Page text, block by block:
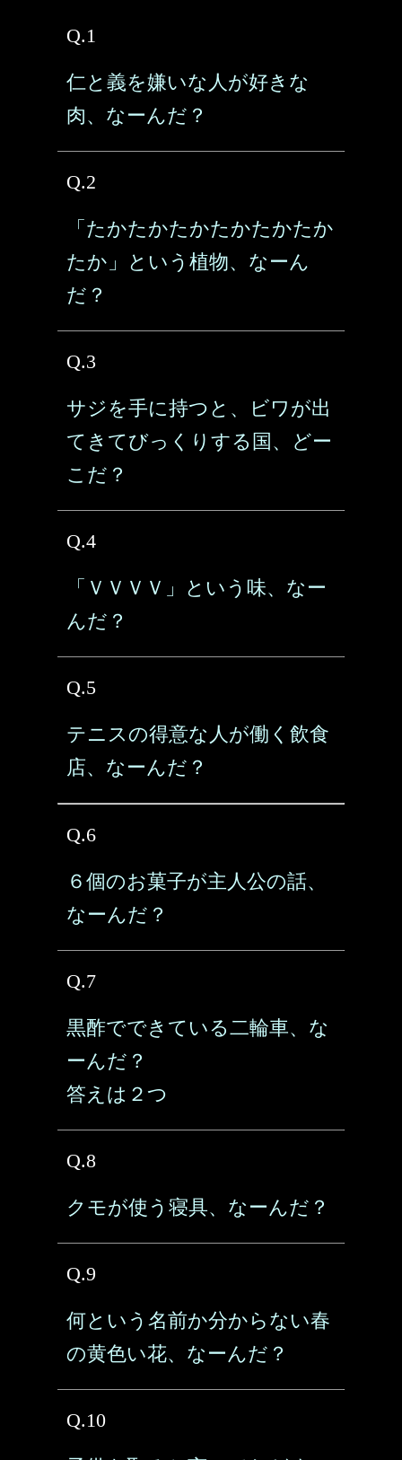
Q.1
仁と義を嫌いな人が好きな
肉、なーんだ？
Q.2
「たかたかたかたかたかたか
たか」という植物、なーん
だ？
Q.3
サジを手に持つと、ビワが出
てきてびっくりする国、どー
こだ？
Q.4
「ＶＶＶＶ」という味、なー
んだ？
Q.5
テニスの得意な人が働く飲食
店、なーんだ？
Q.6
６個のお菓子が主人公の話、
なーんだ？
Q.7
黒酢でできている二輪車、な
ーんだ？
答えは２つ
Q.8
クモが使う寝具、なーんだ？
Q.9
何という名前か分からない春
の黄色い花、なーんだ？
Q.10